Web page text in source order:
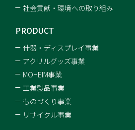
社会貢献・環境への取り組み
PRODUCT
什器・ディスプレイ事業
アクリルグッズ事業
MOHEIM事業
工業製品事業
ものづくり事業
リサイクル事業